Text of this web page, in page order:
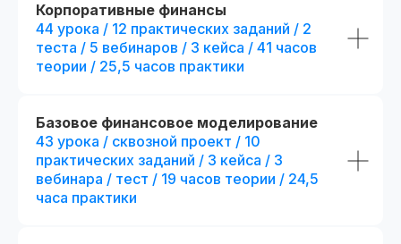
Корпоративные финансы
44 урока / 12 практических заданий / 2
теста / 5 вебинаров / 3 кейса / 41 часов
теории / 25,5 часов практики
Базовое финансовое моделирование
43 урока / сквозной проект / 10
практических заданий / 3 кейса / 3
вебинара / тест / 19 часов теории / 24,5
часа практики